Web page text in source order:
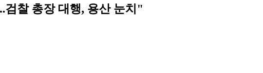
찰 총장 대행, 용산 눈치"